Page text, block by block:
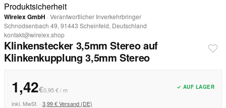
Produktsicherheit
Wirelex GmbH · Verantwortlicher Inverkehrbringer
Schnodsenbach 49, 91443 Scheinfeld, Deutschland
kontakt@wirelex.shop
Klinkenstecker 3,5mm Stereo auf
Klinkenkupplung 3,5mm Stereo
1,42€0,95 € / m ✓ AUF LAGER
inkl. MwSt. · 3,99 € Versand (DE)